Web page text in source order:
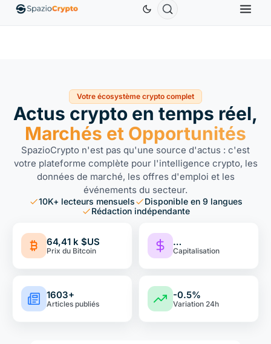
ETH1 880,58 $US USDT0,9991 $US BNBBNB
64,41 k $US
Prix du Bitcoin
…
Capitalisation
1603+
Articles publiés
-0.5%
Variation 24h
Votre écosystème crypto complet
Actus crypto en temps réel,
Marchés et Opportunités
SpazioCrypto n'est pas qu'une source d'actus : c'est
votre plateforme complète pour l'intelligence crypto, les
données de marché, les offres d'emploi et les
événements du secteur.
10K+ lecteurs mensuels
Disponible en 9 langues
Rédaction indépendante